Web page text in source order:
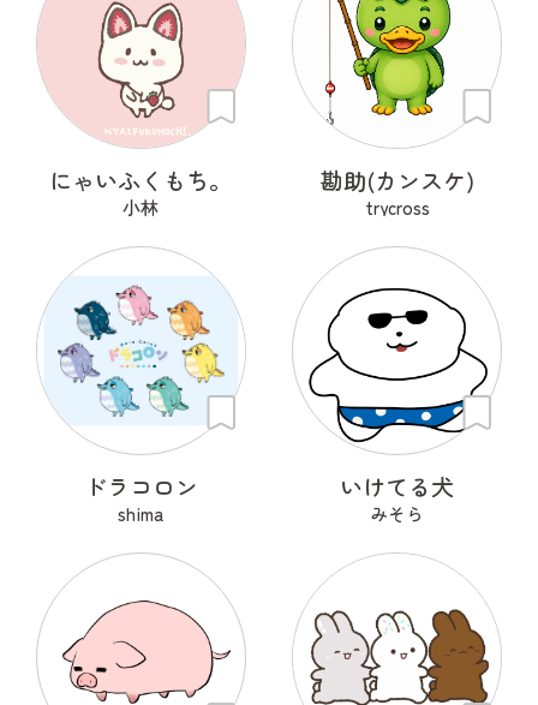
にゃいふくもち。
小林
勘助(カンスケ)
trycross
ドラコロン
shima
いけてる犬
みそら